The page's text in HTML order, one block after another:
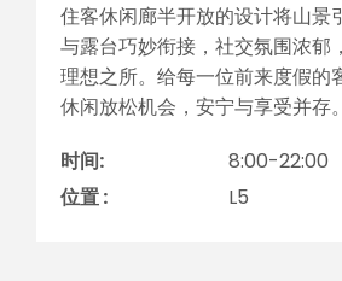
住客休闲廊半开放的设计将山景
与露台巧妙衔接，社交氛围浓郁
理想之所。给每一位前来度假的
休闲放松机会，安宁与享受并存。
时间:
8:00-22:00
位置 :
L5